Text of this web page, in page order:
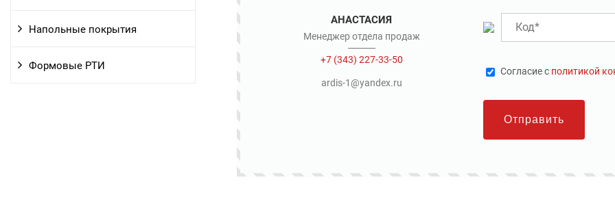
Напольные покрытия
Формовые РТИ
АНАСТАСИЯ
Менеджер отдела продаж
+7 (343) 227-33-50
ardis-1@yandex.ru
Cогласие с политикой
Отправить